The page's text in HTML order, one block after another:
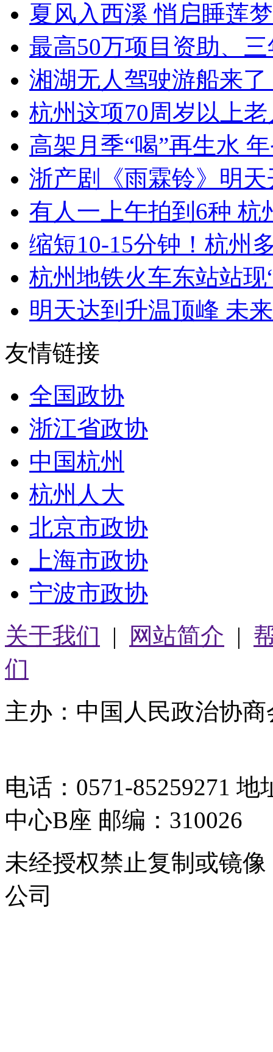
夏风入西溪 悄启睡莲梦
最高50万项目资助、
湘湖无人驾驶游船来
杭州这项70周岁以上
高架月季“喝”再生水
浙产剧《雨霖铃》明
有人一上午拍到6种 杭
缩短10-15分钟！杭州
杭州地铁火车东站站现
明天达到升温顶峰 未
友情链接
全国政协
浙江省政协
中国杭州
杭州人大
北京市政协
上海市政协
宁波市政协
关于我们 | 网站简介 |
们
主办：中国人民政治协
电话：0571-85259271
中心B座 邮编：310026
未经授权禁止复制或镜
公司